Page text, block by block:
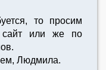
то просим
сайт или же по
Людмила.